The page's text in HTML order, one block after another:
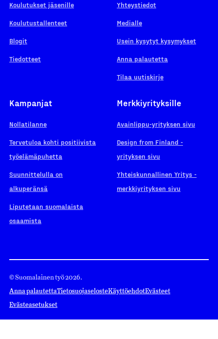
Koulutukset jäsenille
Koulutustallenteet
Blogit
Tiedotteet
Yhteystiedot
Medialle
Usein kysytyt kysymykset
Anna palautetta
Tilaa uutiskirje
Kampanjat
Nollatilanne
Tervetuloa kohti positiivista
työelämäpuhetta
Suunnittelulla on
alkuperänsä
Liputetaan suomalaista
osaamista
Merkkiyrityksille
Avainlippu-yrityksen sivu
Design from Finland -
yrityksen sivu
Yhteiskunnallinen Yritys -
merkkiyrityksen sivu
© Suomalainen työ 2026.
Anna palautettaTietosuojaselosteKäyttöehdotEvästeet
Evästeasetukset